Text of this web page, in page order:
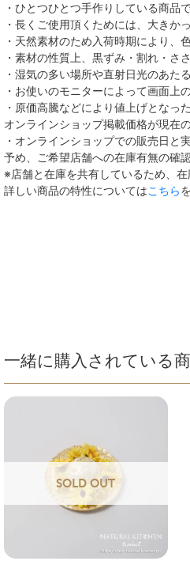
・ひとつひとつ手作りしている商品
・長くご使用頂くためには、大きか
・天然素材のため入荷時期により、
・素材の性質上、黒ずみ・割れ・さ
・湿気の多い場所や直射日光のあた
・お使いのモニターによって画面上
・原価高騰などにより値上げとな
オンラインショップ掲載価格が現在
・オンラインショップでの販売日
予め、ご希望店舗への在庫有無の確
※店舗と在庫を共有しているため、
詳しい商品の特性についてはこちら
一緒に購入されている
SOLD OUT